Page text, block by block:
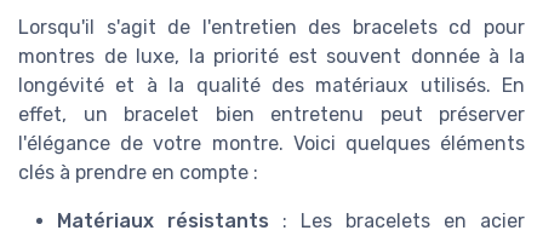
Lorsqu'il s'agit de l'entretien des bracelets cd pour
montres de luxe, la priorité est souvent donnée à la
longévité et à la qualité des matériaux utilisés. En
effet, un bracelet bien entretenu peut préserver
l'élégance de votre montre. Voici quelques éléments
clés à prendre en compte :
Matériaux résistants : Les bracelets en acier